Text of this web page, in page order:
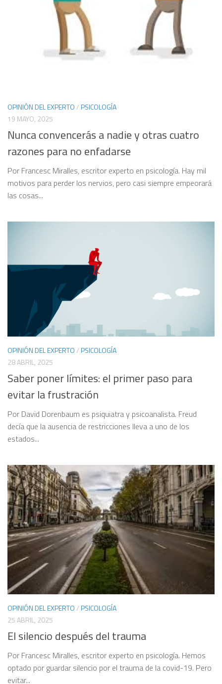
OPINIÓN DEL EXPERTO/PSICOLOGÍA
19 MAYO, 2025
Nunca convencerás a nadie y otras cuatro
razones para no enfadarse
Por Francesc Miralles, escritor experto en psicología. Hay mil
motivos para perder los nervios, pero casi siempre empeorará
las cosas...
OPINIÓN DEL EXPERTO/PSICOLOGÍA
28 ABRIL, 2025
Saber poner límites: el primer paso para
evitar la frustración
Por David Dorenbaum es psiquiatra y psicoanalista. Freud
decía que la ausencia de restricciones lleva a uno de los
estados...
OPINIÓN DEL EXPERTO/PSICOLOGÍA
25 ABRIL, 2025
El silencio después del trauma
Por Francesc Miralles, escritor experto en psicología. Hemos
optado por guardar silencio por el trauma de la covid-19. Pero
evitar...